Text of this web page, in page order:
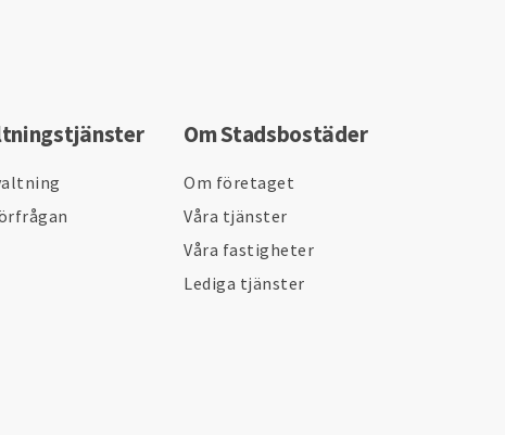
Om Stadsbostäder
Om företaget
Våra tjänster
Våra fastigheter
Lediga tjänster